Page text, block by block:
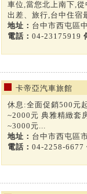
車位,當您北上南下,
出差、旅行,台中住宿
地址： 台中市西屯區
電話： 04-23175919
卡帝亞汽車旅館
休息:全面促銷500元
~2000元 典雅精緻套
~3000元...
地址： 台中市西屯區
電話： 04-2258-6677